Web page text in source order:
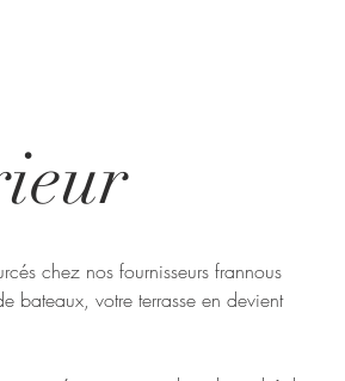
chez nos fournisseurs frannous
bateaux, votre terrasse en devient